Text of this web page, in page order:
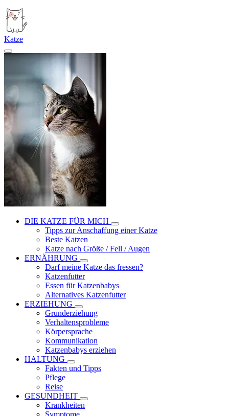
Katze
DIE KATZE FÜR MICH
Tipps zur Anschaffung einer Katze
Beste Katzen
Katze nach Größe / Fell / Augen
ERNÄHRUNG
Darf meine Katze das fressen?
Katzenfutter
Essen für Katzenbabys
Alternatives Katzenfutter
ERZIEHUNG
Grunderziehung
Verhaltensprobleme
Körpersprache
Kommunikation
Katzenbabys erziehen
HALTUNG
Fakten und Tipps
Pflege
Reise
GESUNDHEIT
Krankheiten
Symptome